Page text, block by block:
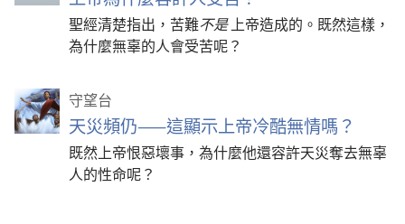
聖經清楚指出，苦難不是上帝造成的。既然這樣，
為什麼無辜的人會受苦呢？
守望台
天災頻仍——這顯示上帝冷酷無情嗎？
既然上帝恨惡壞事，為什麼他還容許天災奪去無辜
人的性命呢？